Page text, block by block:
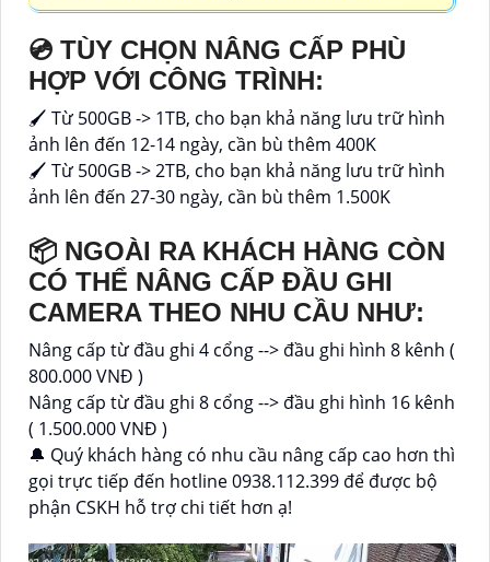
💿 TÙY CHỌN NÂNG CẤP PHÙ
HỢP VỚI CÔNG TRÌNH:
🖌 Từ 500GB -> 1TB, cho bạn khả năng lưu trữ hình
ảnh lên đến 12-14 ngày, cần bù thêm 400K
🖌 Từ 500GB -> 2TB, cho bạn khả năng lưu trữ hình
ảnh lên đến 27-30 ngày, cần bù thêm 1.500K
📦 NGOÀI RA KHÁCH HÀNG CÒN
CÓ THỂ NÂNG CẤP ĐẦU GHI
CAMERA THEO NHU CẦU NHƯ:
Nâng cấp từ đầu ghi 4 cổng --> đầu ghi hình 8 kênh (
800.000 VNĐ )
Nâng cấp từ đầu ghi 8 cổng --> đầu ghi hình 16 kênh
( 1.500.000 VNĐ )
🔔 Quý khách hàng có nhu cầu nâng cấp cao hơn thì
gọi trực tiếp đến hotline 0938.112.399 để được bộ
phận CSKH hỗ trợ chi tiết hơn ạ!